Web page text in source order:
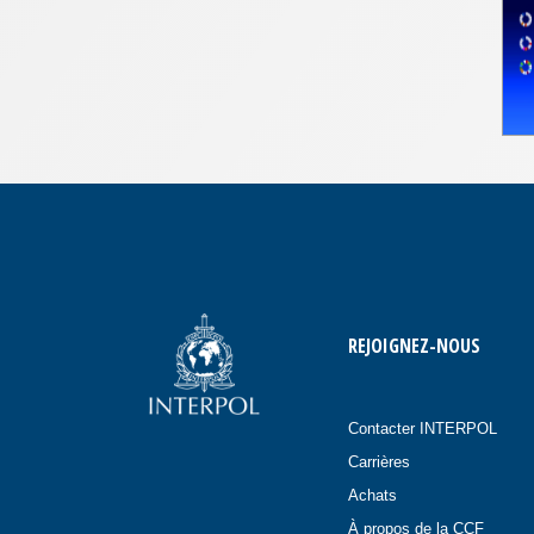
REJOIGNEZ-NOUS
Contacter INTERPOL
Carrières
Achats
À propos de la CCF